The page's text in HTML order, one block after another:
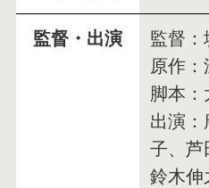
監督・出演
監督：
原作：
脚本
出演：
子、芦
鈴木伸